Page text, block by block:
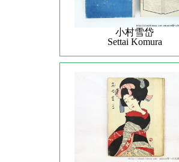
小村雪岱
Settai Komura